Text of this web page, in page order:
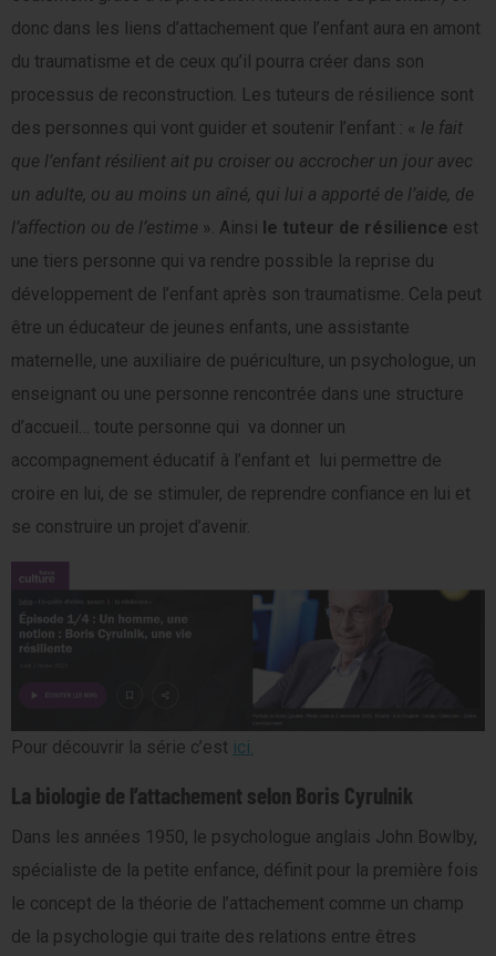
donc dans les liens d’attachement que l’enfant aura en amont
du traumatisme et de ceux qu’il pourra créer dans son
processus de reconstruction. Les tuteurs de résilience sont
des personnes qui vont guider et soutenir l’enfant : « le fait
que l’enfant résilient ait pu croiser ou accrocher un jour avec
un adulte, ou au moins un aîné, qui lui a apporté de l’aide, de
l’affection ou de l’estime ». Ainsi le tuteur de résilience est
une tiers personne qui va rendre possible la reprise du
développement de l’enfant après son traumatisme. Cela peut
être un éducateur de jeunes enfants, une assistante
maternelle, une auxiliaire de puériculture, un psychologue, un
enseignant ou une personne rencontrée dans une structure
d’accueil… toute personne qui va donner un
accompagnement éducatif à l’enfant et lui permettre de
croire en lui, de se stimuler, de reprendre confiance en lui et
se construire un projet d’avenir.
Pour découvrir la série c’est ici.
La biologie de l’attachement selon Boris Cyrulnik
Dans les années 1950, le psychologue anglais John Bowlby,
spécialiste de la petite enfance, définit pour la première fois
le concept de la théorie de l’attachement comme un champ
de la psychologie qui traite des relations entre êtres